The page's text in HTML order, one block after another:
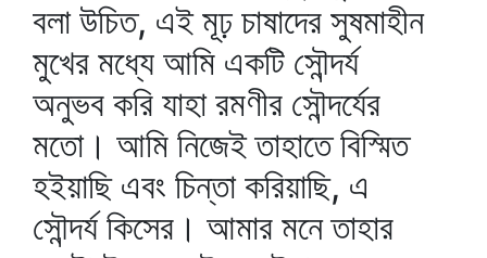
বলা উচিত, এই মূঢ় চাষাদের সুষমাহীন
মুখের মধ্যে আমি একটি সৌন্দর্য
অনুভব করি যাহা রমণীর সৌন্দর্যের
মতো। আমি নিজেই তাহাতে বিস্মিত
হইয়াছি এবং চিন্তা করিয়াছি, এ
সৌন্দর্য কিসের। আমার মনে তাহার